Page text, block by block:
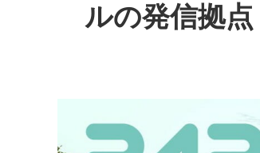
ルの発信拠